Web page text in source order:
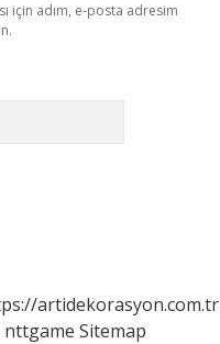
için adım, e-posta adresim
artidekorasyon.com.tr
nttgame Sitemap